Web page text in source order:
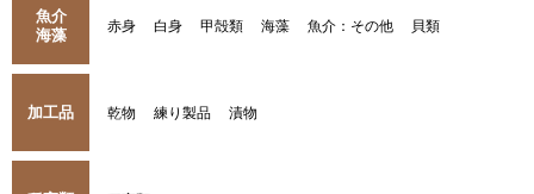
魚介
海藻
赤身 白身 甲殻類 海藻 魚介：その他 貝類
加工品 乾物 練り製品 漬物